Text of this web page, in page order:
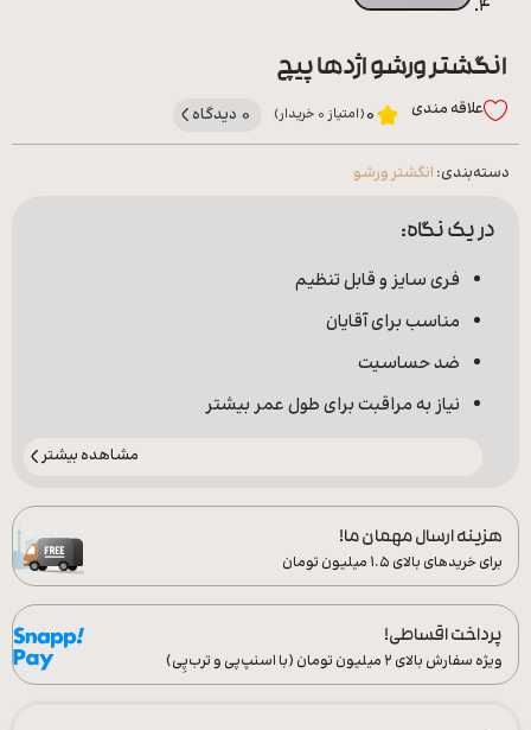
انگشتر ورشو اژدها پیچ
علاقه‌ مندی 0(امتیاز 0 خریدار) 0 دیدگاه
دسته‌بندی: انگشتر ورشو
در یک نگاه:
فری سایز و قابل تنظیم
مناسب برای آقایان
ضد حساسیت
نیاز به مراقبت برای طول عمر بیشتر
مشاهده بیشتر
هزینه ارسال مهمان ما!
برای خریدهای بالای ۱.۵ میلیون تومان
پرداخت اقساطی!
ویژه سفارش‌ بالای ۲ میلیون تومان (با اسنپ‌پی و ترب‌پِی)